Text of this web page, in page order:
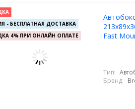
- БЕСПЛАТНАЯ ДОСТАВКА
4% ПРИ ОНЛАЙН ОПЛАТЕ
Fast
Тип:
Бренд: